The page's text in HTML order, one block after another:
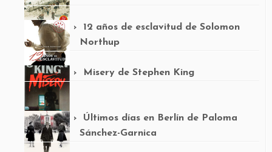
12 años de esclavitud de Solomon
Northup
Misery de Stephen King
Últimos días en Berlín de Paloma
Sánchez-Garnica